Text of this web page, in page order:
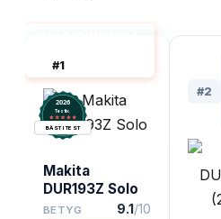
#1
2026
Testix.
BÄST I TEST
Makita
DUR193Z Solo
BETYG 9.1/10
#2